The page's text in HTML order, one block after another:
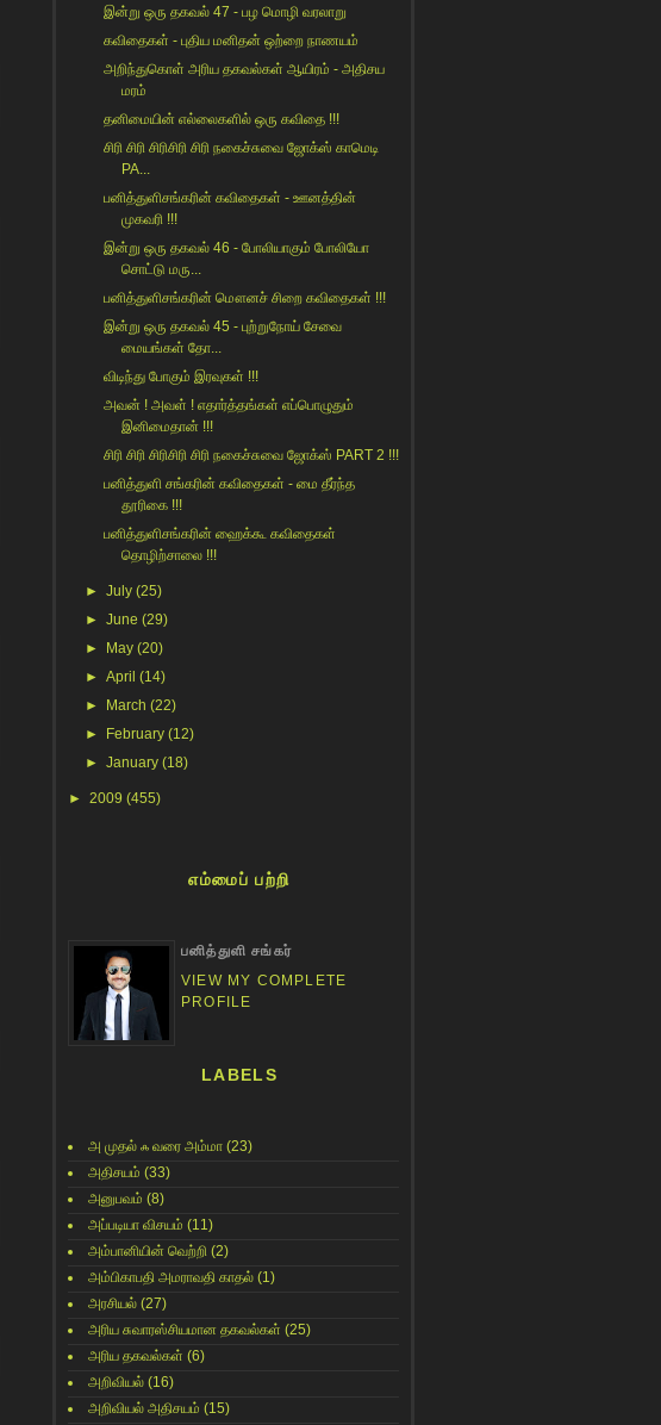
இன்று ஒரு தகவல் 47 - பழ மொழி வரலாறு
கவிதைகள் - புதிய மனிதன் ஒற்றை நாணயம்
அறிந்துகொள் அரிய தகவல்கள் ஆயிரம் - அதிசய
மரம்
தனிமையின் எல்லைகளில் ஒரு கவிதை !!!
சிரி சிரி சிரிசிரி சிரி நகைச்சுவை ஜோக்ஸ் காமெடி
PA...
பனித்துளிசங்கரின் கவிதைகள் - ஊனத்தின்
முகவரி !!!
இன்று ஒரு தகவல் 46 - போலியாகும் போலியோ
சொட்டு மரு...
பனித்துளிசங்கரின் மௌனச் சிறை கவிதைகள் !!!
இன்று ஒரு தகவல் 45 - புற்றுநோய் சேவை
மையங்கள் தோ...
விடிந்து போகும் இரவுகள் !!!
அவன் ! அவள் ! எதார்த்தங்கள் எப்பொழுதும்
இனிமைதான் !!!
சிரி சிரி சிரிசிரி சிரி நகைச்சுவை ஜோக்ஸ் PART 2 !!!
பனித்துளி சங்கரின் கவிதைகள் - மை தீர்ந்த
தூரிகை !!!
பனித்துளிசங்கரின் ஹைக்கூ கவிதைகள்
தொழிற்சாலை !!!
►July (25)
►June (29)
►
May (20)
►April (14)
►
March (22)
►
February (12)
►January (18)
► 2009 (455)
எம்மைப் பற்றி
பனித்துளி சங்கர்
VIEW MY COMPLETE
PROFILE
LABELS
அ முதல் ஃ வரை அம்மா (23)
அதிசயம் (33)
அனுபவம் (8)
அப்படியா விசயம் (11)
அம்பானியின் வெற்றி (2)
அம்பிகாபதி அமராவதி காதல் (1)
அரசியல் (27)
அரிய சுவாரஸ்சியமான தகவல்கள் (25)
அரிய தகவல்கள் (6)
அறிவியல் (16)
அறிவியல் அதிசயம் (15)